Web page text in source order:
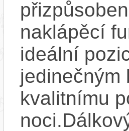
naklápěcí
ideální
jedinečným
kvalitnímu